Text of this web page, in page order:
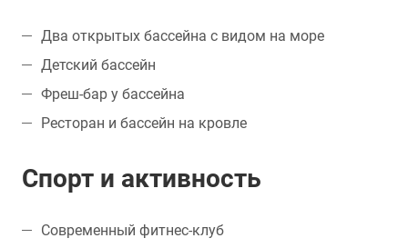
Два открытых бассейна с видом на море
Детский бассейн
Фреш-бар у бассейна
Ресторан и бассейн на кровле
Спорт и активность
Современный фитнес-клуб